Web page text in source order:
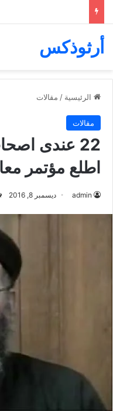
أرثوذكس
الرئيسية / مقالات
مقالات
22 عندى
اطلع مؤتمر
admin ديسمبر 8, 2016